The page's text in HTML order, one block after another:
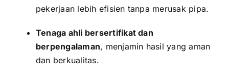
pekerjaan lebih efisien tanpa merusak pipa.
Tenaga ahli bersertifikat dan
berpengalaman, menjamin hasil yang aman
dan berkualitas.